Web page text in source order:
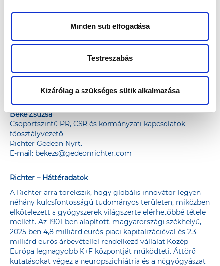
Minden süti elfogadása
Testreszabás
Kizárólag a szükséges sütik alkalmazása
pedig 191-en jártak. A tiszaújvárosiak összefogásának
köszönhetően 15.356.000 forint adományban részesült az
immár több mint 861 millió forintot adományozott a
vállalat a Richter Egészségváros keretében hiánypótló
egészségügyi fejlesztések megvalósítására a programban
részt vett egészségügyi intézményeknek.
További információ:
Beke Zsuzsa
Csoportszintű PR, CSR és kormányzati kapcsolatok
főosztályvezető
Richter Gedeon Nyrt.
E-mail: bekezs@gedeonrichter.com
Richter – Háttéradatok
A Richter arra törekszik, hogy globális innovátor legyen
néhány kulcsfontosságú tudományos területen, miközben
elkötelezett a gyógyszerek világszerte elérhetőbbé tétele
mellett. Az 1901-ben alapított, magyarországi székhelyű,
2025-ben 4,8 milliárd eurós piaci kapitalizációval és 2,3
milliárd eurós árbevétellel rendelkező vállalat Közép-
Európa legnagyobb K+F központját működteti. Áttörő
kutatásokat végez a neuropszichiátria és a nőgyógyászat